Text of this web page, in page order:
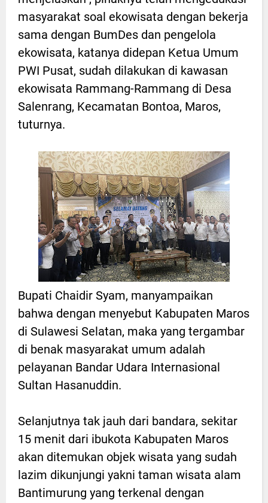
masyarakat soal ekowisata dengan bekerja
sama dengan BumDes dan pengelola
ekowisata, katanya didepan Ketua Umum
PWI Pusat, sudah dilakukan di kawasan
ekowisata Rammang-Rammang di Desa
Salenrang, Kecamatan Bontoa, Maros,
tuturnya.
Bupati Chaidir Syam, manyampaikan
bahwa dengan menyebut Kabupaten Maros
di Sulawesi Selatan, maka yang tergambar
di benak masyarakat umum adalah
pelayanan Bandar Udara Internasional
Sultan Hasanuddin.
Selanjutnya tak jauh dari bandara, sekitar
15 menit dari ibukota Kabupaten Maros
akan ditemukan objek wisata yang sudah
lazim dikunjungi yakni taman wisata alam
Bantimurung yang terkenal dengan